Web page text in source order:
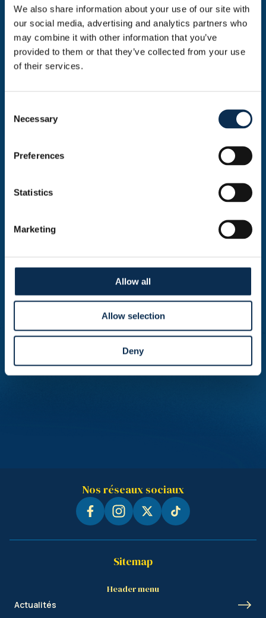
We also share information about your use of our site with
our social media, advertising and analytics partners who
may combine it with other information that you’ve
provided to them or that they’ve collected from your use
of their services.
Selection
Necessary
Preferences
Statistics
Marketing
Allow all
Allow selection
Deny
demande endéans les 48 heures
Accréditation membres de la RBFA
Veuillez envoyer votre demande à temps à
demande endéans les 48 heures.
Nos réseaux sociaux
Sitemap
Header menu
Actualités